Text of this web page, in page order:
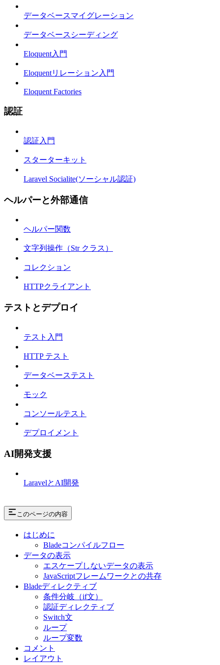
データベースマイグレーション
データベースシーディング
Eloquent入門
Eloquentリレーション入門
Eloquent Factories
認証
認証入門
スターターキット
Laravel Socialite(ソーシャル認証)
ヘルパーと外部通信
ヘルパー関数
文字列操作（Str クラス）
コレクション
HTTPクライアント
テストとデプロイ
テスト入門
HTTP テスト
データベーステスト
モック
コンソールテスト
デプロイメント
AI開発支援
LaravelとAI開発
このページの内容
はじめに
Bladeコンパイルフロー
データの表示
エスケープしないデータの表示
JavaScriptフレームワークとの共存
Bladeディレクティブ
条件分岐（if文）
認証ディレクティブ
Switch文
ループ
ループ変数
コメント
レイアウト